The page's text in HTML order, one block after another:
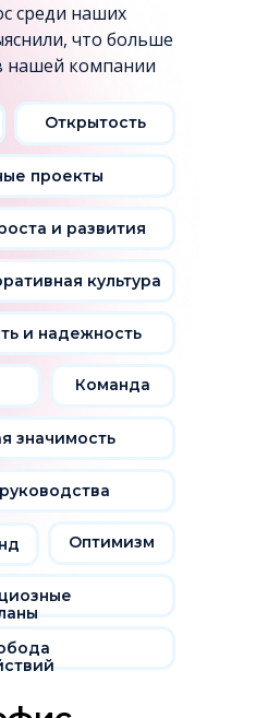
среди наших
что больше
нашей компании
и развития
и надежность
проекты
Открытость
Команда
значимость
культура
Оптимизм